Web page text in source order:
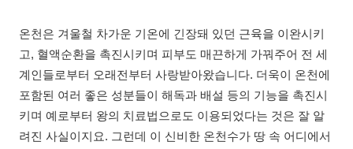
온천은 겨울철 차가운 기온에 긴장돼 있던 근육을 이완시키
고, 혈액순환을 촉진시키며 피부도 매끈하게 가꿔주어 전 세
계인들로부터 오래전부터 사랑받아왔습니다. 더욱이 온천에
포함된 여러 좋은 성분들이 해독과 배설 등의 기능을 촉진시
키며 예로부터 왕의 치료법으로도 이용되었다는 것은 잘 알
려진 사실이지요. 그런데 이 신비한 온천수가 땅 속 어디에서